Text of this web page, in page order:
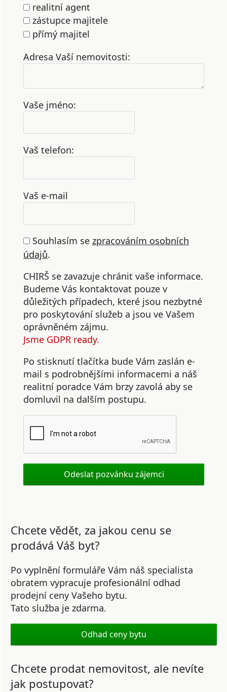
realitní agent
zástupce majitele
přímý majitel
Adresa Vaší nemovitosti:
Vaše jméno:
Vaš telefon:
Vaš e-mail
Souhlasím se zpracováním osobních
údajů.
CHIRŠ se zavazuje chránit vaše informace.
Budeme Vás kontaktovat pouze v
důležitých případech, které jsou nezbytné
pro poskytování služeb a jsou ve Vašem
oprávněném zájmu.
Jsme GDPR ready.
Po stisknutí tlačítka bude Vám zaslán e-
mail s podrobnějšími informacemi a náš
realitní poradce Vám brzy zavolá aby se
domluvil na dalším postupu.
Chcete vědět, za jakou cenu se
prodává Váš byt?
Po vyplnění formuláře Vám náš specialista
obratem vypracuje profesionální odhad
prodejní ceny Vašeho bytu.
Tato služba je zdarma.
Odhad ceny bytu
Chcete prodat nemovitost, ale nevíte
jak postupovat?